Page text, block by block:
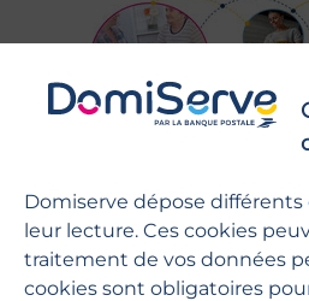
Domiserve dépose
leur lecture. Ces cookies
traitement de vos données
cookies sont obligatoires